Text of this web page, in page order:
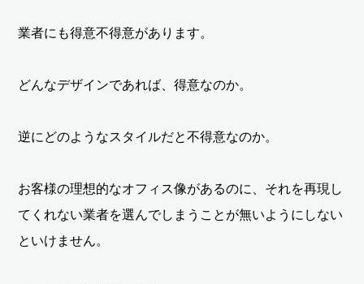
業者にも得意不得意があります。
どんなデザインであれば、得意なのか。
逆にどのようなスタイルだと不得意なのか。
お客様の理想的なオフィス像があるのに、それを再現し
てくれない業者を選んでしまうことが無いようにしない
といけません。